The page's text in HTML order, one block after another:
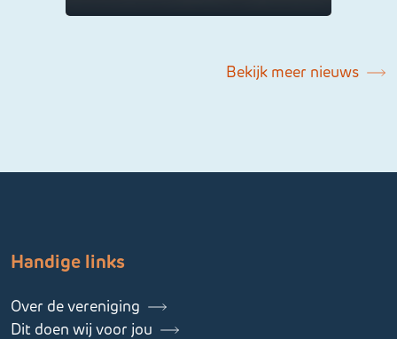
Bekijk meer nieuws
Handige links
Over de vereniging
Dit doen wij voor jou